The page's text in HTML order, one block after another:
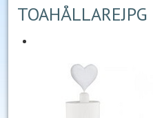
TOAHÅLLAREJPG